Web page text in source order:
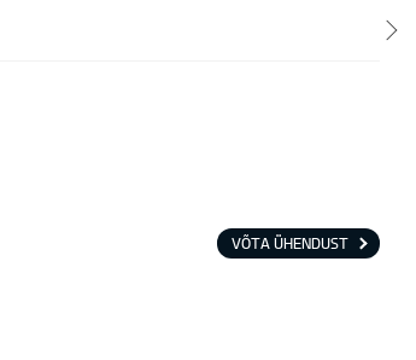
VÕTA ÜHENDUST